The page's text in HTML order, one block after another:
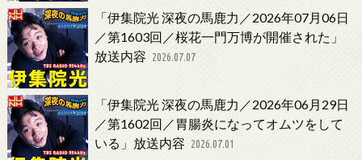
「伊集院光 深夜の馬鹿力／2026年07月06日
／第1603回／桜花一門万博が開催された」
放送内容 2026.07.07
「伊集院光 深夜の馬鹿力／2026年06月29日
／第1602回／胃腸炎になってオムツをして
いる」放送内容 2026.07.01